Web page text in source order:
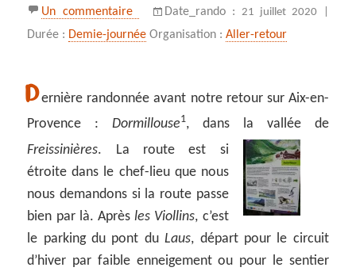
Un commentaire
sur Dormillouse, accessible seulement à
Date_rando :21 juillet 2020 |
Durée : Demie-journée Organisation :Aller-retour
Dernière randonnée avant notre retour sur Aix-en-
Provence :Dormillouse1, dans la vallée de
Freissinières. La route est si
étroite dans le chef-lieu que nous
nous demandons si la route passe
bien par là. Aprèsles Viollins, c’est
le parking du pont duLaus, départ pour le circuit
d’hiver par faible enneigement ou pour le sentier